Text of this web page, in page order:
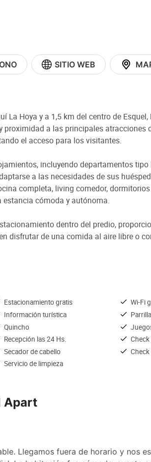
SITIO WEB
La Hoya y a 1,5 km del centro de
a las principales atracciones
el acceso para los visitantes.
incluyendo departamentos
a las necesidades de sus
completa, living comedor,
cómoda y autónoma.
dentro del predio,
disfrutar de una comida al aire libre o
Estacionamiento gratis
Información turística
Quincho
Recepción las 24 Hs.
Secador de cabello
Servicio de limpieza
Wi-Fi
Parrilla
Apart
Llegamos fuera de horario y nos